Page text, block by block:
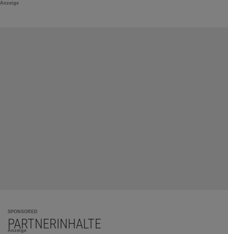
Anzeige
SPONSORED
PARTNERINHALTE
Anzeige